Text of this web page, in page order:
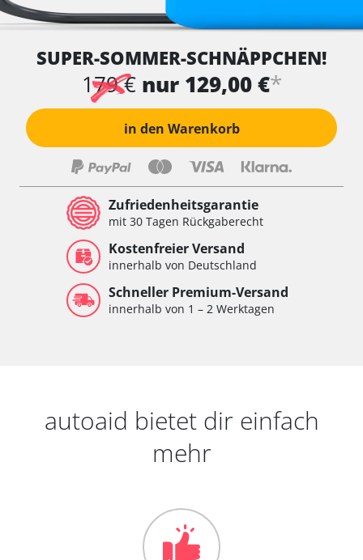
SUPER-SOMMER-SCHNÄPPCHEN!
179 € nur 129,00 €*
in den Warenkorb
Zufriedenheitsgarantie
mit 30 Tagen Rückgaberecht
Kostenfreier Versand
innerhalb von Deutschland
Schneller Premium-Versand
innerhalb von 1 – 2 Werktagen
autoaid bietet dir einfach
mehr